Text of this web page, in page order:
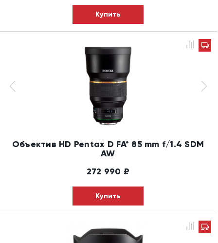
Купить
Объектив HD Pentax D FA* 85 mm f/1.4 SDM
AW
272 990 ₽
Купить